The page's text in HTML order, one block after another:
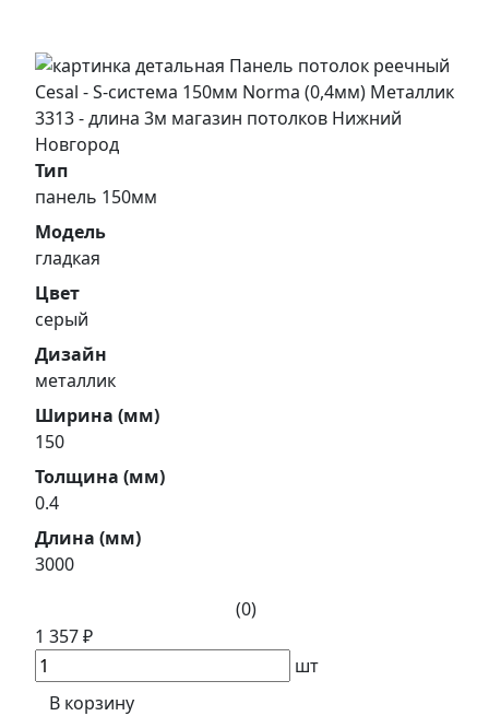
Тип
панель 150мм
Модель
гладкая
Цвет
серый
Дизайн
металлик
Ширина (мм)
150
Толщина (мм)
0.4
Длина (мм)
3000
(0)
1 357 ₽
шт
В корзину